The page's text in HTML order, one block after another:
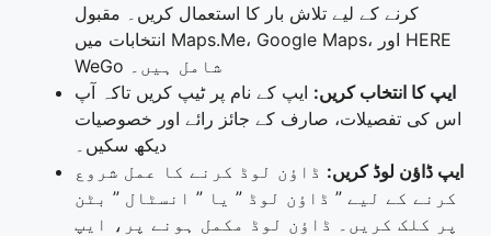
کرنے کے لیے تلاش بار کا استعمال کریں۔ مقبول
انتخابات میں Maps.Me، Google Maps، اور HERE
WeGo شامل ہیں۔
ایپ کا انتخاب کریں: ایپ کے نام پر ٹیپ کریں تاکہ آپ
اس کی تفصیلات، صارف کے جائز رائے اور خصوصیات
دیکھ سکیں۔
ایپ ڈاؤن لوڈ کریں: ڈاؤن لوڈ کرنے کا عمل شروع
کرنے کے لیے ” ڈاؤن لوڈ ” یا ” انسٹال ” بٹن
پر کلک کریں۔ ڈاؤن لوڈ مکمل ہونے پر، ایپ